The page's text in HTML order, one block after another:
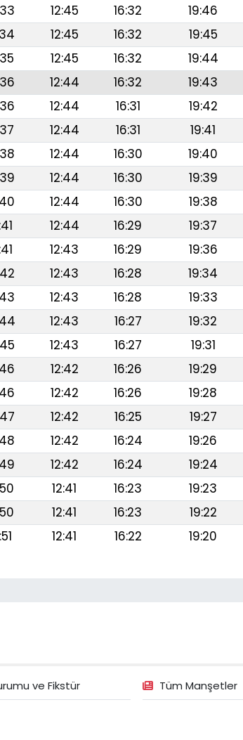
12:45 16:32 19:46
12:45 16:32 19:45
12:45 16:32 19:44
12:44 16:32 19:43
12:44 16:31 19:42
12:44 16:31 19:41
12:44 16:30 19:40
12:44 16:30 19:39
12:44 16:30 19:38
12:44 16:29 19:37
12:43 16:29 19:36
12:43 16:28 19:34
12:43 16:28 19:33
12:43 16:27 19:32
12:43 16:27 19:31
12:42 16:26 19:29
12:42 16:26 19:28
12:42 16:25 19:27
12:42 16:24 19:26
12:42 16:24 19:24
12:41 16:23 19:23
12:41 16:23 19:22
12:41 16:22 19:20
ve Fikstür Tüm Manşetler